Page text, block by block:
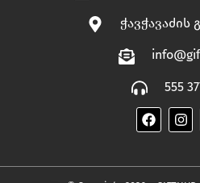
ჭავჭავაძის
555